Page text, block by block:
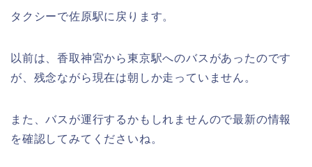
タクシーで佐原駅に戻ります。
以前は、香取神宮から東京駅へのバスがあったのです
が、残念ながら現在は朝しか走っていません。
また、バスが運行するかもしれませんので最新の情報
を確認してみてくださいね。